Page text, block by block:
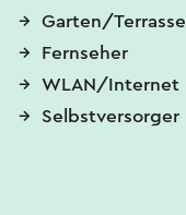
Garten/Terrasse
Fernseher
WLAN/Internet
Selbstversorger